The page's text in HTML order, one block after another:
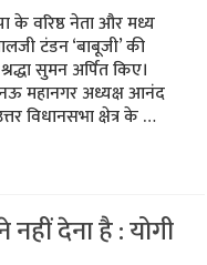
के वरिष्ठ नेता और मध्य
टंडन ‘बाबूजी’ की
सुमन अर्पित किए।
महानगर अध्यक्ष आनंद
विधानसभा क्षेत्र के …
देना है : योगी